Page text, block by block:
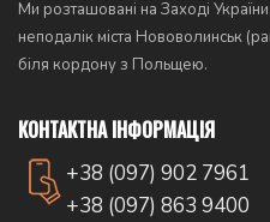
Ми розташовані на Заході
неподалік міста Нововолинськ
біля кордону з Польщею.
КОНТАКТНА ІНФОРМАЦІЯ
+38 (097) 902 7961
+38 (097) 863 9400